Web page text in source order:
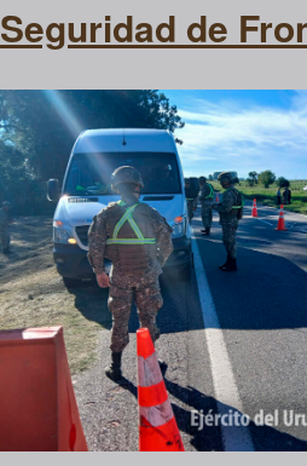
Seguridad de